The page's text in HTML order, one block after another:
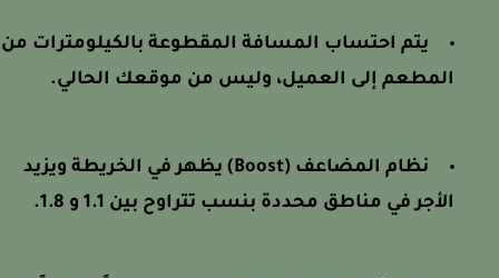
يتم احتساب المسافة المقطوعة بالكيلومترات من
المطعم إلى العميل، وليس من موقعك الحالي.
نظام المضاعف (Boost) يظهر في الخريطة ويزيد
الأجر في مناطق محددة بنسب تتراوح بين 1.1 و 1.8.